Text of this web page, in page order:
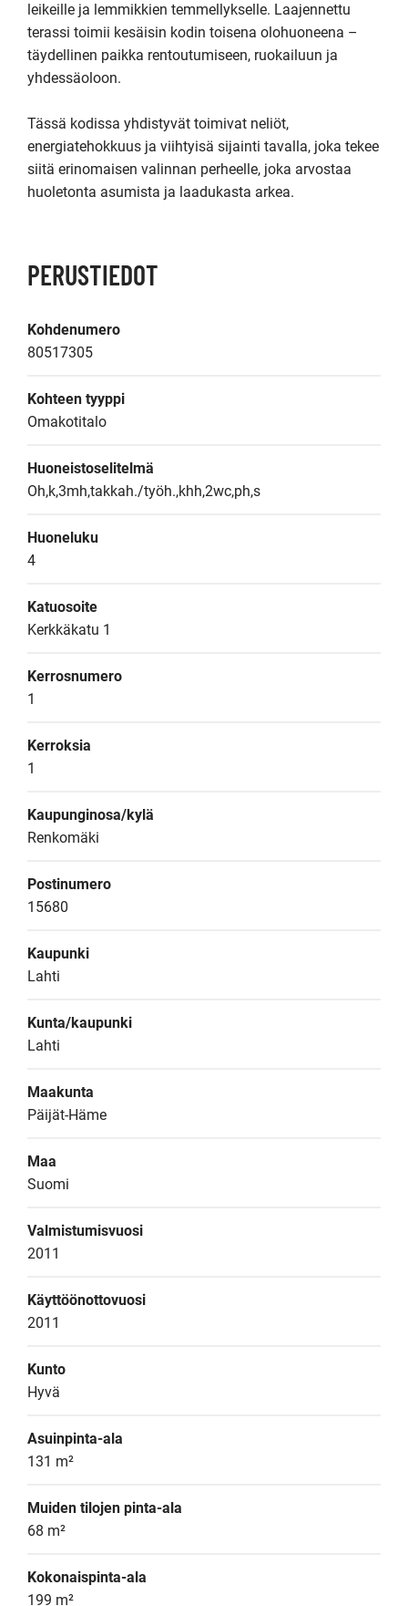
leikeille ja lemmikkien temmellykselle. Laajennettu
terassi toimii kesäisin kodin toisena olohuoneena –
täydellinen paikka rentoutumiseen, ruokailuun ja
yhdessäoloon.
Tässä kodissa yhdistyvät toimivat neliöt,
energiatehokkuus ja viihtyisä sijainti tavalla, joka tekee
siitä erinomaisen valinnan perheelle, joka arvostaa
huoletonta asumista ja laadukasta arkea.
PERUSTIEDOT
Kohdenumero
80517305
Kohteen tyyppi
Omakotitalo
Huoneistoselitelmä
Oh,k,3mh,takkah./työh.,khh,2wc,ph,s
Huoneluku
4
Katuosoite
Kerkkäkatu 1
Kerrosnumero
1
Kerroksia
1
Kaupunginosa/kylä
Renkomäki
Postinumero
15680
Kaupunki
Lahti
Kunta/kaupunki
Lahti
Maakunta
Päijät-Häme
Maa
Suomi
Valmistumisvuosi
2011
Käyttöönottovuosi
2011
Kunto
Hyvä
Asuinpinta-ala
131 m²
Muiden tilojen pinta-ala
68 m²
Kokonaispinta-ala
199 m²